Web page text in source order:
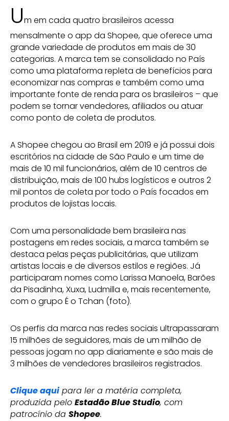
Um em cada quatro brasileiros acessa
mensalmente o app da Shopee, que oferece uma
grande variedade de produtos em mais de 30
categorias. A marca tem se consolidado no País
como uma plataforma repleta de benefícios para
economizar nas compras e também como uma
importante fonte de renda para os brasileiros – que
podem se tornar vendedores, afiliados ou atuar
como ponto de coleta de produtos.
A Shopee chegou ao Brasil em 2019 e já possui dois
escritórios na cidade de São Paulo e um time de
mais de 10 mil funcionários, além de 10 centros de
distribuição, mais de 100 hubs logísticos e outros 2
mil pontos de coleta por todo o País focados em
produtos de lojistas locais.
Com uma personalidade bem brasileira nas
postagens em redes sociais, a marca também se
destaca pelas peças publicitárias, que utilizam
artistas locais e de diversos estilos e regiões. Já
participaram nomes como Larissa Manoela, Barões
da Pisadinha, Xuxa, Ludmilla e, mais recentemente,
com o grupo É o Tchan (foto).
Os perfis da marca nas redes sociais ultrapassaram
15 milhões de seguidores, mais de um milhão de
pessoas jogam no app diariamente e são mais de
3 milhões de vendedores brasileiros registrados.
Clique aquipara ler a matéria completa,
produzida pelo Estadão Blue Studio, com
patrocínio da Shopee.